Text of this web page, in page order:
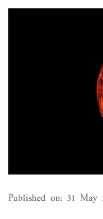
Published on: 31 May